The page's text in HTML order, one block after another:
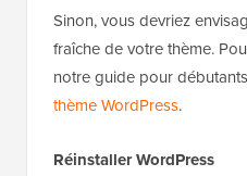
Sinon, vous devriez
fraîche de votre thème.
notre guide pour
thème WordPress.
Réinstaller WordPress